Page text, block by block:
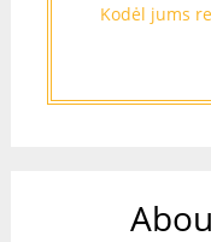
Kodėl jums